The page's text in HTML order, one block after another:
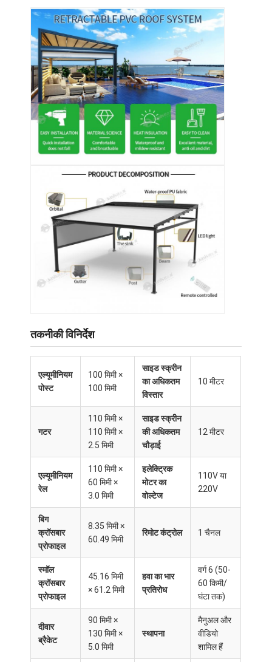
घर
वीडियो
गुणवत्ता नियंत्रण
अब बात करें
एल्यूमीनियम के पट्टे वाले पिरगोला
मोटर चालित एल्यूमीनियम Pergola
खिंचने योग्य कपड़े का पेर्गोला
वापस लेने योग्य शामियाना
तकनीकी विनिर्देश
एल्यूमीनियम
पोस्ट
100 मिमी ×
100 मिमी
साइड स्क्रीन
का अधिकतम
विस्तार
10 मीटर
गटर
110 मिमी ×
110 मिमी ×
2.5 मिमी
साइड स्क्रीन
की अधिकतम
चौड़ाई
12 मीटर
एल्यूमीनियम
रेल
110 मिमी ×
60 मिमी ×
3.0 मिमी
इलेक्ट्रिक
मोटर का
वोल्टेज
110V या
220V
बिग
क्रॉसबार
प्रोफाइल
8.35 मिमी ×
60.49 मिमी
रिमोट कंट्रोल 1 चैनल
स्मॉल
क्रॉसबार
प्रोफाइल
45.16 मिमी
× 61.2 मिमी
हवा का भार
प्रतिरोध
वर्ग 6 (50-
60 किमी/
घंटा तक)
दीवार
ब्रैकेट
90 मिमी ×
130 मिमी ×
5.0 मिमी
स्थापना
मैनुअल और
वीडियो
शामिल हैं